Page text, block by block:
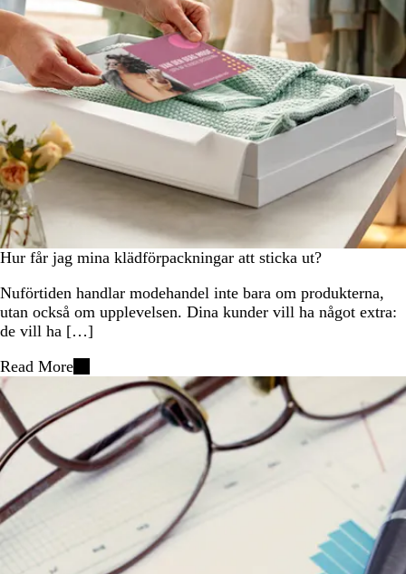
Hur får jag mina klädförpackningar att sticka ut?
Nuförtiden handlar modehandel inte bara om produkterna,
utan också om upplevelsen. Dina kunder vill ha något extra:
de vill ha […]
Read More